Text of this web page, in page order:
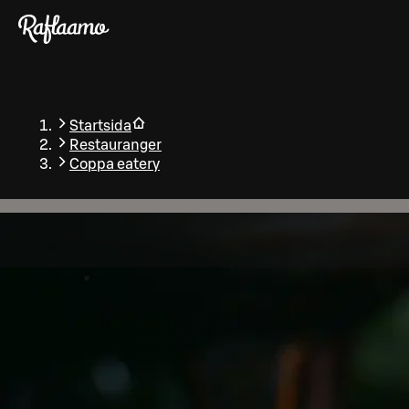
Gå till huvudinnehållet
Startsida
Restauranger
Coppa eatery